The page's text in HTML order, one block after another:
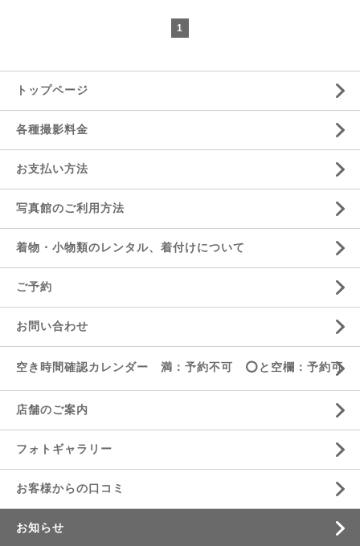
1
トップページ
各種撮影料金
お支払い方法
写真館のご利用方法
着物・小物類のレンタル、着付けについて
ご予約
お問い合わせ
空き時間確認カレンダー 満：予約不可 ⭕️と空欄：予約可
店舗のご案内
フォトギャラリー
お客様からの口コミ
お知らせ